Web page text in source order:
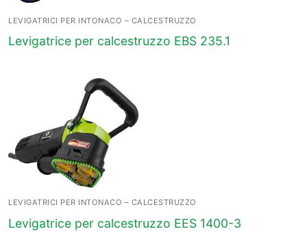
LEVIGATRICI PER INTONACO – CALCESTRUZZO
Levigatrice per calcestruzzo EBS 235.1
LEVIGATRICI PER INTONACO – CALCESTRUZZO
Levigatrice per calcestruzzo EES 1400-3